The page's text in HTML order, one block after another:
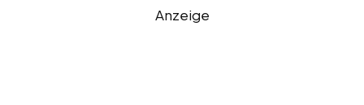
Anzeige